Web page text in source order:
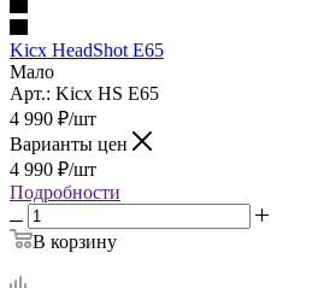
Kicx HeadShot E65
Мало
Арт.: Kicx HS E65
4 990 ₽/шт
Варианты цен
4 990 ₽/шт
Подробности
В корзину